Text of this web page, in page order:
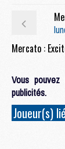
Vous
publicités.
Joueur(s)